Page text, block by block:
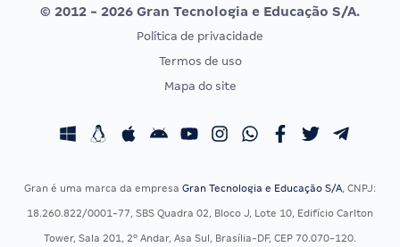
Vunesp
CONCURSOS POR PROFISSÃO
Concursos Fiscais
Concursos Saúde
EXAME DE ORDEM
Calendário OAB
© 2012 - 2026 Gran Tecnologia e Educação S/A.
Política de privacidade
Termos de uso
Mapa do site
Gran é uma marca da empresa Gran Tecnologia e Educação S/A, CNPJ:
18.260.822/0001-77, SBS Quadra 02, Bloco J, Lote 10, Edifício Carlton
Tower, Sala 201, 2º Andar, Asa Sul, Brasília-DF, CEP 70.070-120.